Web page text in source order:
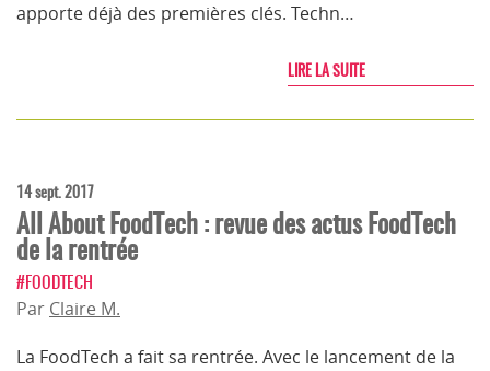
apporte déjà des premières clés. Techn…
LIRE LA SUITE
14 sept. 2017
All About FoodTech : revue des actus FoodTech
de la rentrée
#FOODTECH
Par Claire M.
La FoodTech a fait sa rentrée. Avec le lancement de la